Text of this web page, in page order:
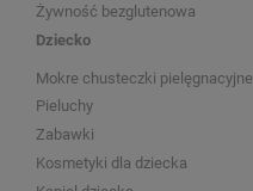
Żywność bezglutenowa
Dziecko
Mokre chusteczki pielęgnacyjne
Pieluchy
Zabawki
Kosmetyki dla dziecka